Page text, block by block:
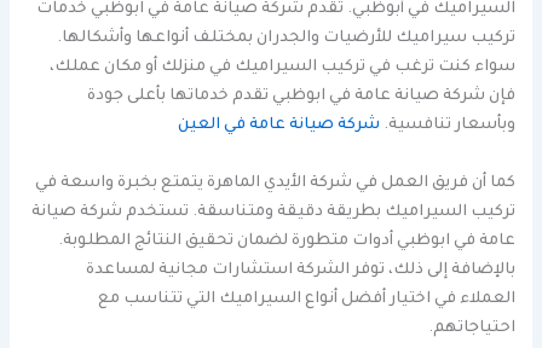
السيراميك في أبوظبي. تقدم شركة صيانة عامة في ابوظبي خدمات
تركيب سيراميك للأرضيات والجدران بمختلف أنواعها وأشكالها.
سواء كنت ترغب في تركيب السيراميك في منزلك أو مكان عملك،
فإن شركة صيانة عامة في ابوظبي تقدم خدماتها بأعلى جودة
وبأسعار تنافسية. شركة صيانة عامة في العين
كما أن فريق العمل في شركة الأيدي الماهرة يتمتع بخبرة واسعة في
تركيب السيراميك بطريقة دقيقة ومتناسقة. تستخدم شركة صيانة
عامة في ابوظبي أدوات متطورة لضمان تحقيق النتائج المطلوبة.
بالإضافة إلى ذلك، توفر الشركة استشارات مجانية لمساعدة
العملاء في اختيار أفضل أنواع السيراميك التي تتناسب مع
احتياجاتهم.